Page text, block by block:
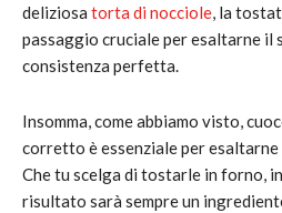
deliziosa torta di nocciole, la
passaggio cruciale per esaltarne il
consistenza perfetta.
Insomma, come abbiamo visto,
corretto è essenziale per
Che tu scelga di tostarle in forno,
risultato sarà sempre un